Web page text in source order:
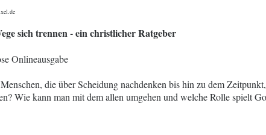
sich trennen - ein christlicher Ratgeber
Onlineausgabe
die über Scheidung nachdenken bis hin zu dem
Wie kann man mit dem allen umgehen und welche Rolle spielt